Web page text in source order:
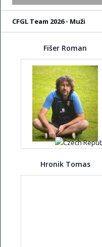
CFGL Team 2026 - Muži
Fišer Roman
Hronik Tomas